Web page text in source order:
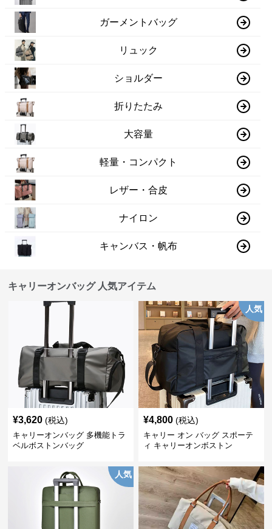
ガーメントバッグ
リュック
ショルダー
折りたたみ
大容量
軽量・コンパクト
レザー・合皮
ナイロン
キャンバス・帆布
キャリーオンバッグ 人気アイテム
¥3,620 (税込)
キャリーオンバッグ 多機能トラ
ベルボストンバッグ
人気
¥4,800 (税込)
キャリー オン バッグ スポーテ
ィ キャリーオンボストン
人気